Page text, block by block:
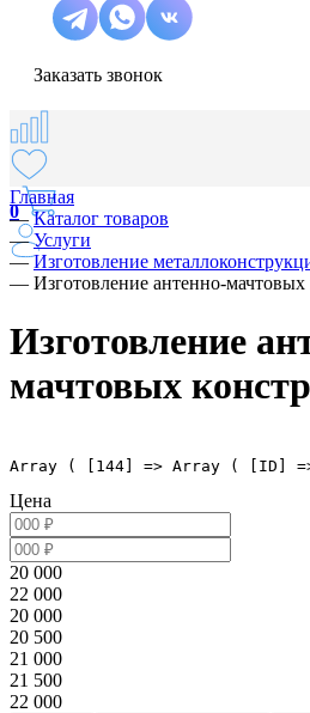
Заказать звонок
0
Главная
—Каталог товаров
—Услуги
—Изготовление
— Изготовление антенно-
Изготовление
мачтовых
Array ( [144] => Array ( [ID] => 144
Цена
20 000
22 000
20 000
20 500
21 000
21 500
22 000